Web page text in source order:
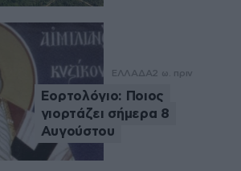
ΕΛΛΑΔΑ2 ω. πριν
Εορτολόγιο: Ποιος
γιορτάζει σήμερα 8
Αυγούστου